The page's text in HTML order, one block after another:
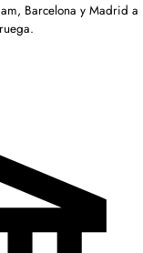
Barcelona y Madrid a